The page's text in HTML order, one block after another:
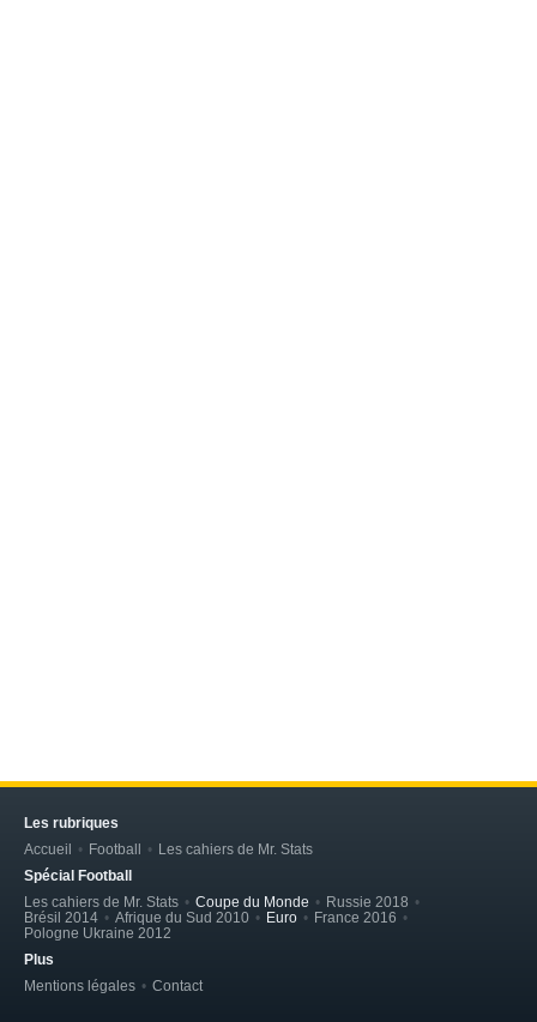
Les rubriques
Accueil
Football
Les cahiers de Mr. Stats
Spécial Football
Les cahiers de Mr. Stats
Coupe du Monde
Russie 2018
Brésil 2014
Afrique du Sud 2010 Euro
France 2016
Pologne Ukraine 2012
Plus
Mentions légales
Contact